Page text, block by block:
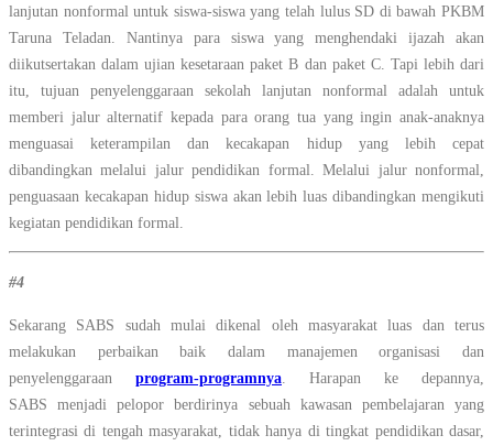
lanjutan nonformal untuk siswa-siswa yang telah lulus SD di bawah PKBM
Taruna Teladan. Nantinya para siswa yang menghendaki ijazah akan
diikutsertakan dalam ujian kesetaraan paket B dan paket C. Tapi lebih dari
itu, tujuan penyelenggaraan sekolah lanjutan nonformal adalah untuk
memberi jalur alternatif kepada para orang tua yang ingin anak-anaknya
menguasai keterampilan dan kecakapan hidup yang lebih cepat
dibandingkan melalui jalur pendidikan formal. Melalui jalur nonformal,
penguasaan kecakapan hidup siswa akan lebih luas dibandingkan mengikuti
kegiatan pendidikan formal.
#4
Sekarang SABS sudah mulai dikenal oleh masyarakat luas dan terus
melakukan perbaikan baik dalam manajemen organisasi dan
penyelenggaraan program-programnya . Harapan ke depannya,
SABS menjadi pelopor berdirinya sebuah kawasan pembelajaran yang
terintegrasi di tengah masyarakat, tidak hanya di tingkat pendidikan dasar,